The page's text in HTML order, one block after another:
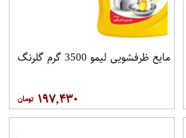
مایع ظرفشویی لیمو 3500 گرم گلرنگ
۱۹۷,۴۳۰